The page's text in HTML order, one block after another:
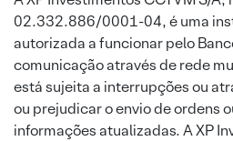
02.332.886/0001-04, é uma
autorizada a funcionar pelo
comunicação através de rede
está sujeita a interrupções ou
ou prejudicar o envio de ordens
informações atualizadas. A XP